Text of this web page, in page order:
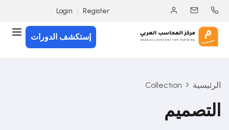
Register
Login
إستكشف الدورات
الرئيسية Collection
التصميم